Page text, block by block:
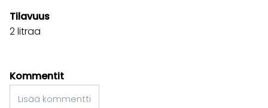
Tilavuus
2 litraa
Kommentit
Lisää kommentti